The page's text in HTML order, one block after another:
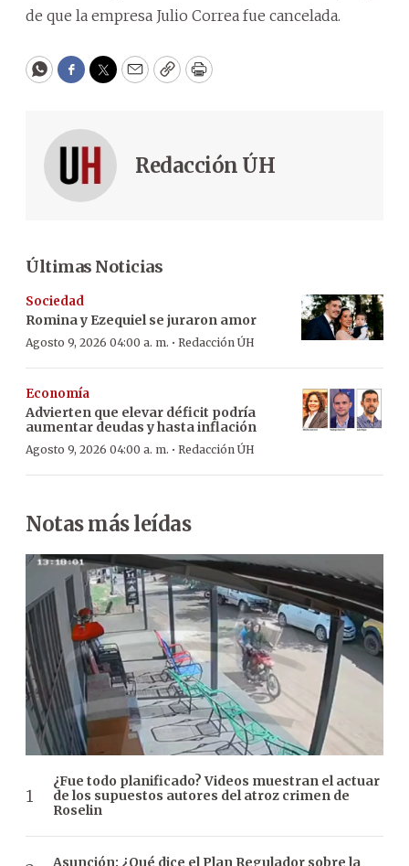
de que la empresa Julio Correa fue cancelada.
WhatsApp
Facebook
Twitter
EmailCopyPrint
Redacción ÚH
Últimas Noticias
Sociedad
Romina y Ezequiel se juraron amor
Agosto 9, 2026 04:00 a. m. · Redacción ÚH
Economía
Advierten que elevar déficit podría
aumentar deudas y hasta inflación
Agosto 9, 2026 04:00 a. m. · Redacción ÚH
Notas más leídas
¿Fue todo planificado? Videos muestran el actuar
de los supuestos autores del atroz crimen de
Roselin
Asunción: ¿Qué dice el Plan Regulador sobre la